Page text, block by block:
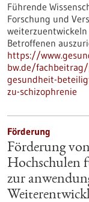
Führende
Forschung und
Betroffenen
https://
bw.de/
gesundheit-
zu-schizophrenie
Förderung
Förderung
Hochschulen
zur